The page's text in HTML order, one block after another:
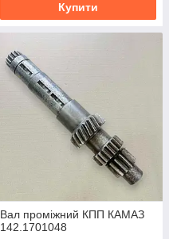
Купити
Вал проміжний КПП КАМАЗ
142.1701048